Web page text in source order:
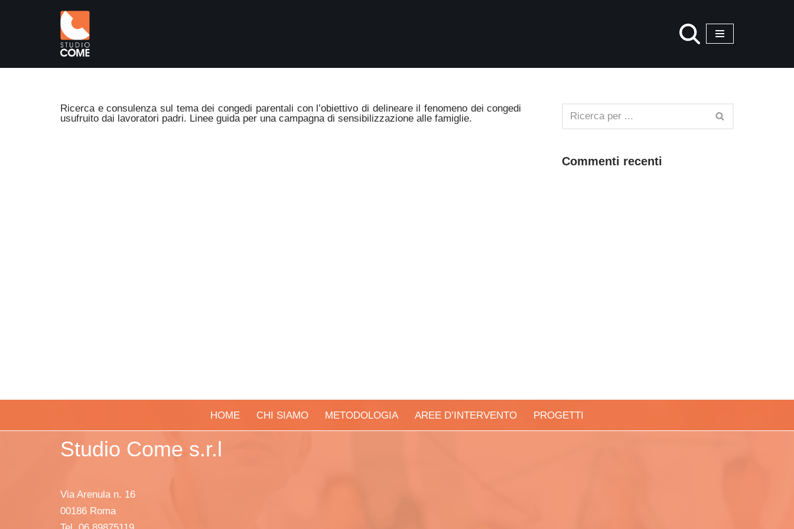
contenuto
Ricerca e consulenza sul tema dei congedi parentali con l’obiettivo di delineare il fenomeno dei congedi
usufruito dai lavoratori padri. Linee guida per una campagna di sensibilizzazione alle famiglie.
Commenti recenti
HOME CHI SIAMO METODOLOGIA AREE D’INTERVENTO PROGETTI
Studio Come s.r.l
Via Arenula n. 16
00186 Roma